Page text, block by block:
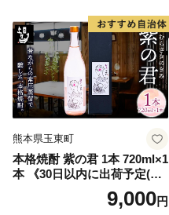
熊本県玉東町
本格焼酎 紫の君 1本 720ml×1
本 《30日以内に出荷予定(土
日祝除く)》そば是上々吉 酒
や上々吉 紫芋使用（玉東町
9,000円